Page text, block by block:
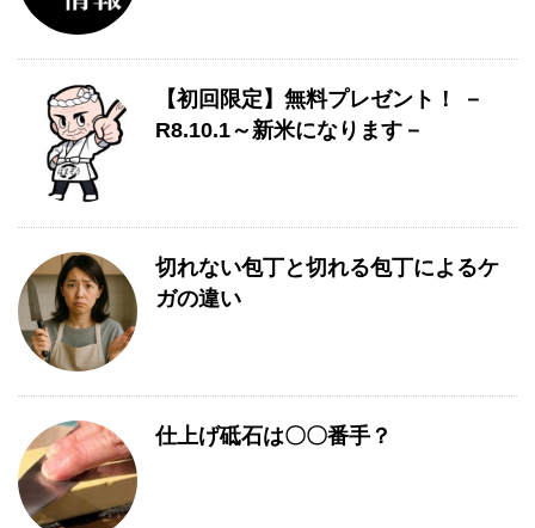
【初回限定】無料プレゼント！ －
R8.10.1～新米になります－
切れない包丁と切れる包丁によるケ
ガの違い
仕上げ砥石は〇〇番手？